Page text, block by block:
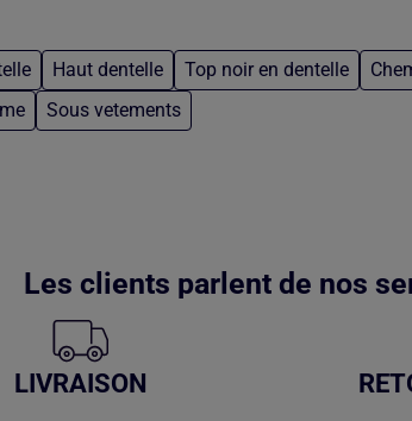
Haut dentelle Top noir en dentelle
Sous vetements
Les clients parlent de nos
LIVRAISON